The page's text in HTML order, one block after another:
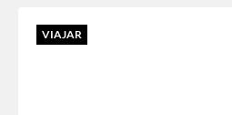
VIAJAR